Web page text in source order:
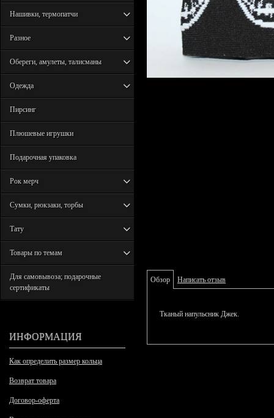
Нашивки, термопатчи
Разное
Обереги, амулеты, талисманы
Одежда
Пирсинг
Плюшевые игрушки
Подарочная упаковка
Рок мерч
Сумки, рюкзаки, торбы
Тату
Товары по темам
Для самовывоза; подарочные
сертификаты
ИНФОРМАЦИЯ
Как определить размер кольца
Возврат товара
Договор-оферта
Обзор Написать отзыв
Тканый напульсник Джек.